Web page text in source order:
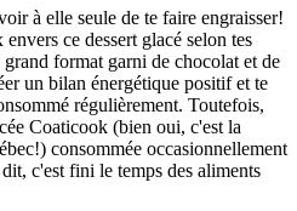
à elle seule de te faire engraisser!
ce dessert glacé selon tes
format garni de chocolat et de
un bilan énergétique positif et te
régulièrement. Toutefois,
Coaticook (bien oui, c'est la
consommée occasionnellement
c'est fini le temps des aliments